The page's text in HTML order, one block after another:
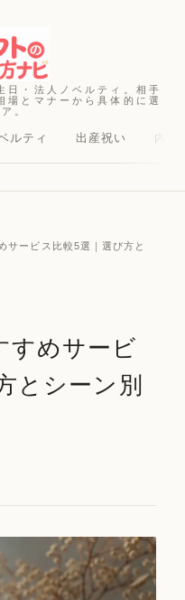
日・法人ノベルティ。相手
場とマナーから具体的に選
。
ルティ 出産祝い 内祝
サービス比較5選｜選び方と
すめサービ
とシーン別